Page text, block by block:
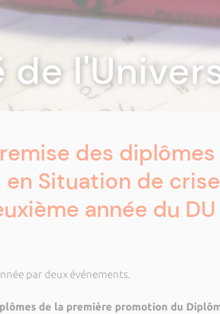
des diplômes
Situation de
année du DU
par deux événements.
de la première promotion du